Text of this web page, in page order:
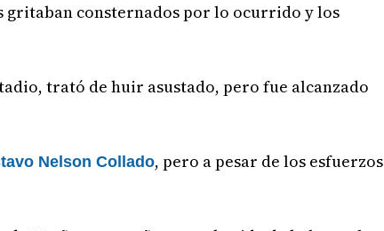
gritaban consternados por lo ocurrido y los
trató de huir asustado, pero fue alcanzado
Nelson Collado, pero a pesar de los esfuerzos